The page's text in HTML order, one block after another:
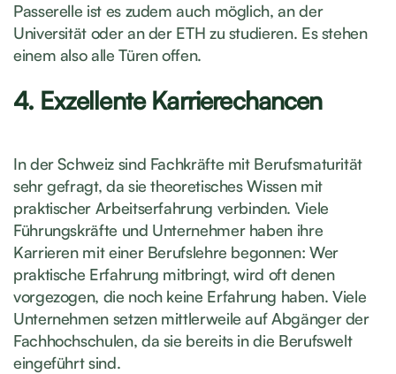
Passerelle ist es zudem auch möglich, an der
Universität oder an der ETH zu studieren. Es stehen
einem also alle Türen offen.
4. Exzellente Karrierechancen
In der Schweiz sind Fachkräfte mit Berufsmaturität
sehr gefragt, da sie theoretisches Wissen mit
praktischer Arbeitserfahrung verbinden. Viele
Führungskräfte und Unternehmer haben ihre
Karrieren mit einer Berufslehre begonnen: Wer
praktische Erfahrung mitbringt, wird oft denen
vorgezogen, die noch keine Erfahrung haben. Viele
Unternehmen setzen mittlerweile auf Abgänger der
Fachhochschulen, da sie bereits in die Berufswelt
eingeführt sind.